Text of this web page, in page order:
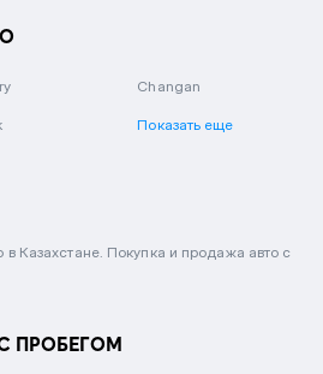
Changan
Показать еще
Казахстане. Покупка и продажа авто с
ПРОБЕГОМ